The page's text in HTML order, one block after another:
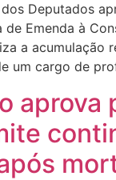
Deputados
Emenda à
a acumulação
um cargo de
aprova